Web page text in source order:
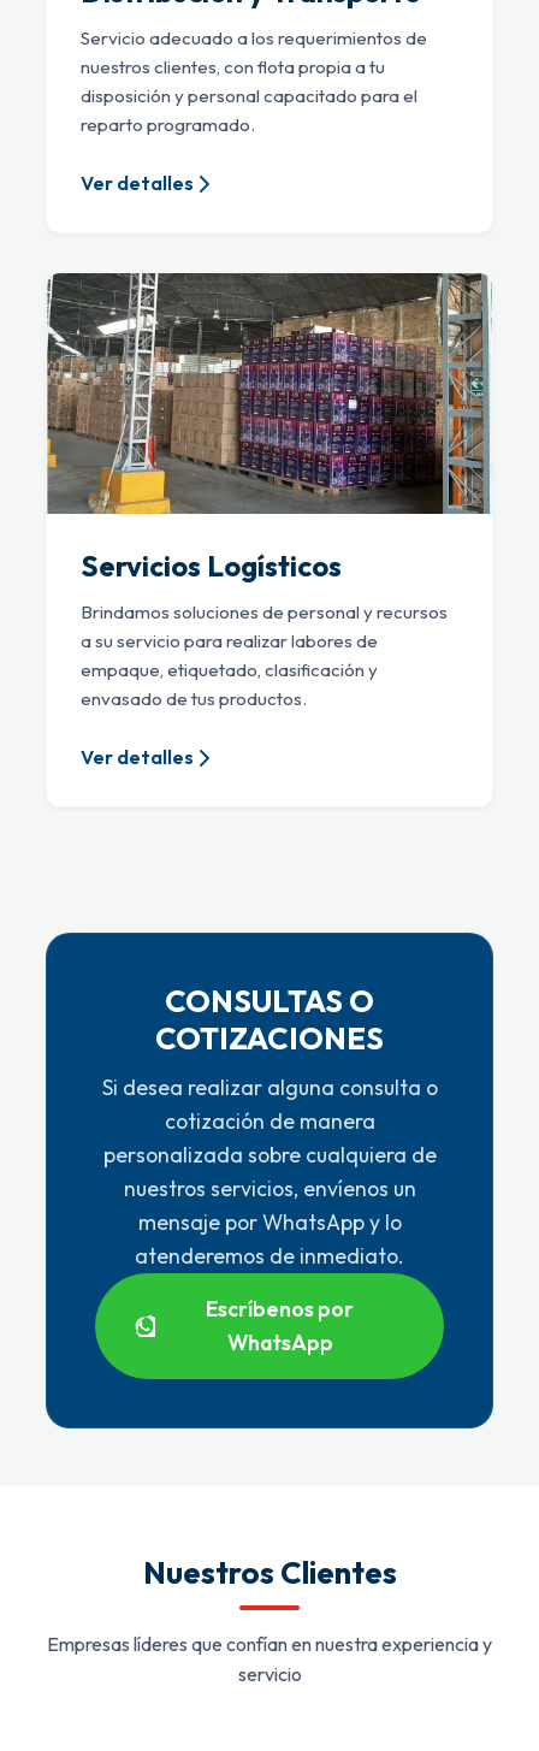
Servicio adecuado a los requerimientos de
nuestros clientes, con flota propia a tu
disposición y personal capacitado para el
reparto programado.
Ver detalles
Servicios Logísticos
Brindamos soluciones de personal y recursos
a su servicio para realizar labores de
empaque, etiquetado, clasificación y
envasado de tus productos.
Ver detalles
CONSULTAS O
COTIZACIONES
Si desea realizar alguna consulta o
cotización de manera
personalizada sobre cualquiera de
nuestros servicios, envíenos un
mensaje por WhatsApp y lo
atenderemos de inmediato.
Escríbenos por
WhatsApp
Nuestros Clientes
Empresas líderes que confían en nuestra experiencia y
servicio